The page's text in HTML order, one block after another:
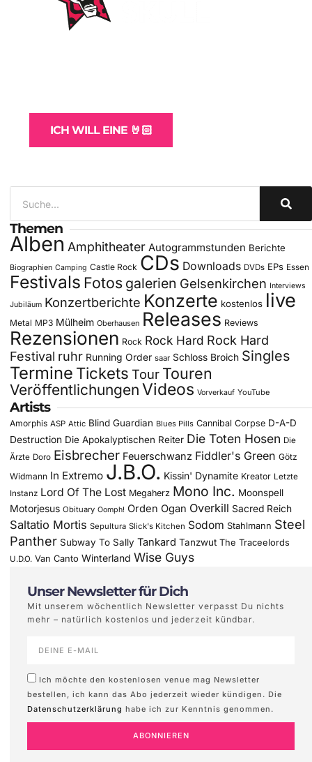
ICH WILL EINE 🤘🏻
Themen
Alben Amphitheater Autogrammstunden Berichte
Biographien Camping Castle Rock CDs Downloads DVDs EPs Essen
Festivals Fotos galerien Gelsenkirchen Interviews
Jubiläum Konzertberichte Konzerte kostenlos live
Metal MP3 Mülheim Oberhausen Releases Reviews
Rezensionen Rock Rock Hard Rock Hard
Festival ruhr Running Order saar Schloss Broich Singles
Termine Tickets Tour Touren
Veröffentlichungen Videos Vorverkauf YouTube
Artists
Amorphis ASP Attic Blind Guardian Blues Pills Cannibal Corpse D-A-D
Destruction Die Apokalyptischen Reiter Die Toten Hosen Die
Ärzte Doro Eisbrecher Feuerschwanz Fiddler's Green Götz
Widmann In Extremo J.B.O. Kissin' Dynamite Kreator Letzte
Instanz Lord Of The Lost Megaherz Mono Inc. Moonspell
Motorjesus Obituary Oomph! Orden Ogan Overkill Sacred Reich
Saltatio Mortis Sepultura Slick's Kitchen Sodom Stahlmann Steel
Panther Subway To Sally Tankard Tanzwut The Traceelords
U.D.O. Van Canto Winterland Wise Guys
Unser Newsletter für Dich
Mit unserem wöchentlich Newsletter verpasst Du nichts
mehr – natürlich kostenlos und jederzeit kündbar.
Ich möchte den kostenlosen venue mag Newsletter
bestellen, ich kann das Abo jederzeit wieder kündigen. Die
Datenschutzerklärung habe ich zur Kenntnis genommen.
ABONNIEREN